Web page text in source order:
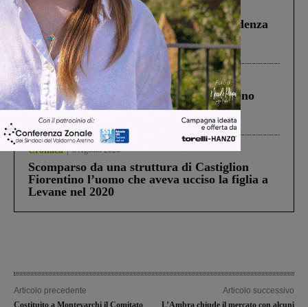
Figline Incisa Valdarno 1 Agosto 2026
Piscina di Figline finanziata oltre la scadenza
Pnrr, il gruppo di Fratelli d’Italia: “Un
ringraziamento al Governo”
Cronaca 4 Agosto 2026
Un anno fa la strage in A1 in cui morirono
Gianni, Giulia e Franco. Lo schianto, il
processo, lo stop ai sorpassi fra tir....
Cronaca 3 Agosto 2026
Scomparso da una struttura di Castiglion
Fiorentino l’uomo che aveva ucciso la figlia a
Levane nel 2020
Articolo precedente
Articolo successivo